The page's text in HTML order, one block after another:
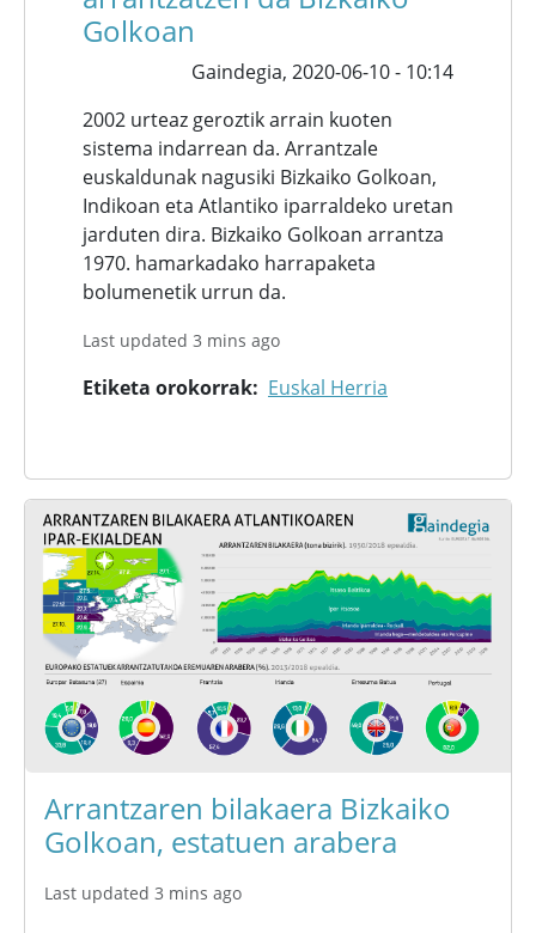
Golkoan
Gaindegia, 2020-06-10 - 10:14
2002 urteaz geroztik arrain kuoten
sistema indarrean da. Arrantzale
euskaldunak nagusiki Bizkaiko Golkoan,
Indikoan eta Atlantiko iparraldeko uretan
jarduten dira. Bizkaiko Golkoan arrantza
1970. hamarkadako harrapaketa
bolumenetik urrun da.
Last updated 3 mins ago
Etiketa orokorrak Euskal Herria
Arrantzaren bilakaera Bizkaiko
Golkoan, estatuen arabera
Last updated 3 mins ago